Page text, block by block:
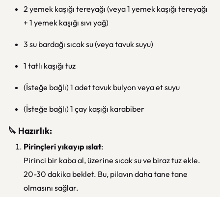
2 yemek kaşığı tereyağı (veya 1 yemek kaşığı tereyağı
+ 1 yemek kaşığı sıvı yağ)
3 su bardağı sıcak su (veya tavuk suyu)
1 tatlı kaşığı tuz
(İsteğe bağlı) 1 adet tavuk bulyon veya et suyu
(İsteğe bağlı) 1 çay kaşığı karabiber
🔪 Hazırlık:
Pirinçleri yıkayıp ıslat:
Pirinci bir kaba al, üzerine sıcak su ve biraz tuz ekle.
20-30 dakika beklet. Bu, pilavın daha tane tane
olmasını sağlar.